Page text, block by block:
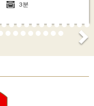
3분